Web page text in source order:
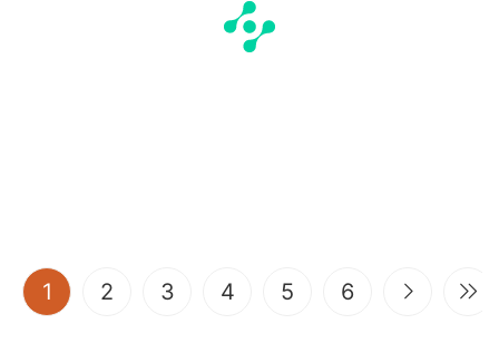
1 (current)
2 3 4 5 6